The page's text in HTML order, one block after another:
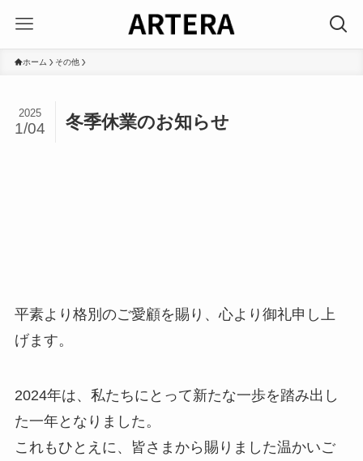
ホーム その他
冬季休業のお知らせ
2025
1/04
平素より格別のご愛顧を賜り、心より御礼申し上
げます。
2024年は、私たちにとって新たな一歩を踏み出し
た一年となりました。
これもひとえに、皆さまから賜りました温かいご